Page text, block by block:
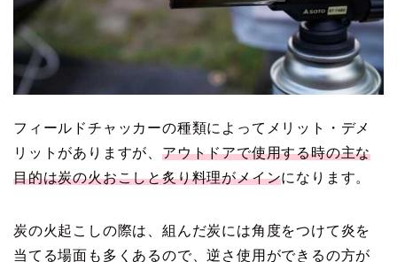
フィールドチャッカーの種類によってメリット・デメ
リットがありますが、アウトドアで使用する時の主な
目的は炭の火おこしと炙り料理がメインになります。
炭の火起こしの際は、組んだ炭には角度をつけて炎を
当てる場面も多くあるので、逆さ使用ができるの方が